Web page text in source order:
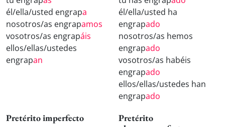
él/ella/usted engrapa
nosotros/as engrapamos
vosotros/as engrapáis
ellos/ellas/ustedes
engrapan
él/ella/usted ha
engrapado
nosotros/as hemos
engrapado
vosotros/as habéis
engrapado
ellos/ellas/ustedes han
engrapado
Pretérito imperfecto
Pretérito